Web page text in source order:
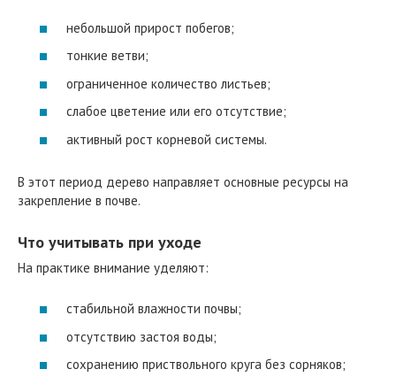
небольшой прирост побегов;
тонкие ветви;
ограниченное количество листьев;
слабое цветение или его отсутствие;
активный рост корневой системы.
В этот период дерево направляет основные ресурсы на
закрепление в почве.
Что учитывать при уходе
На практике внимание уделяют:
стабильной влажности почвы;
отсутствию застоя воды;
сохранению приствольного круга без сорняков;